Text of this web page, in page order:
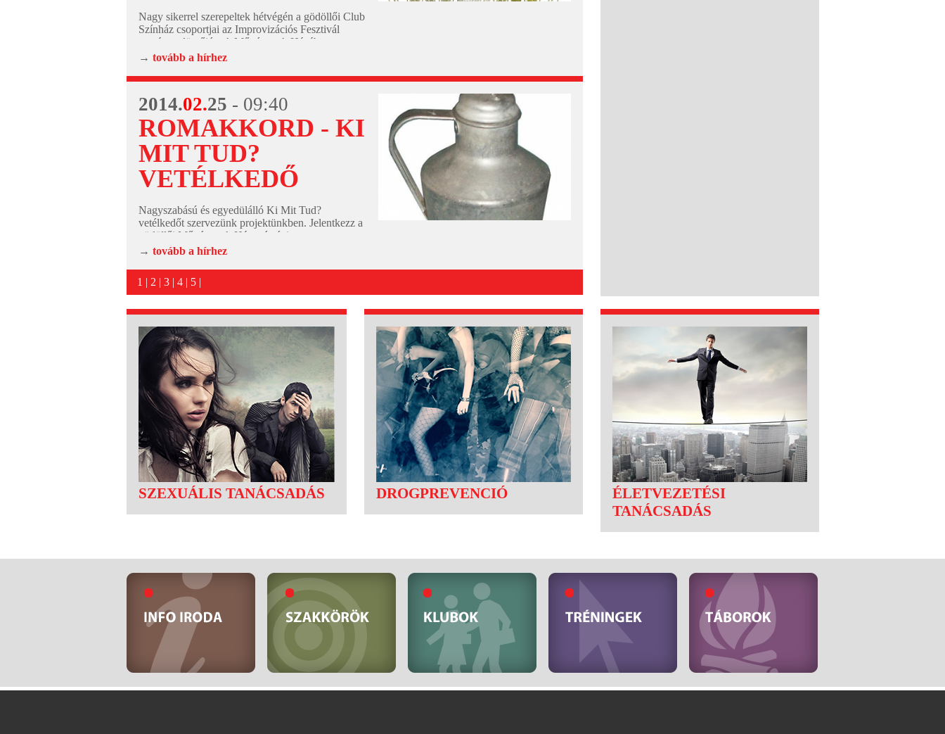
Nagy sikerrel szerepeltek hétvégén a gödöllői Club
Színház csoportjai az Improvizációs Fesztivál
országos döntőjén. A Művészetek Házában
megrendezésre kerülő versengésen 12 amatőr
→ tovább a hírhez
2014.02.25 - 09:40
ROMAKKORD - KI
MIT TUD?
VETÉLKEDŐ
Nagyszabású és egyedülálló Ki Mit Tud?
vetélkedőt szervezünk projektünkben. Jelentkezz a
gödöllői Művészetek Háza térségi roma
hagyományokon alapuló tehetségkutató
→ tovább a hírhez
1 | 2 | 3| 4| 5|
SZEXUÁLIS TANÁCSADÁS DROGPREVENCIÓ
ÉLETVEZETÉSI
TANÁCSADÁS